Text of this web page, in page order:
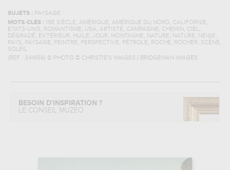
SUJETS : PAYSAGE
MOTS-CLÉS :
19E SIÈCLE, AMÉRIQUE, AMÉRIQUE DU NORD, CALIFORNIE,
ETATS-UNIS, ROMANTISME, USA, ARTISTE, CAMPAGNE, CHEMIN , CIEL,
DÉGRADÉ, EXTÉRIEUR, HUILE, JOUR, MONTAGNE, NATURE, NATURE, NEIGE,
PAYS, PAYSAGE, PEINTRE, PERSPECTIVE, PÉTROLE, ROCHE, ROCHER, SCÈNE,
SOLEIL
(REF : 341656) © PHOTO © CHRISTIE'S IMAGES / BRIDGEMAN IMAGES
BESOIN D'INSPIRATION ?
LE CONSEIL MUZÉO